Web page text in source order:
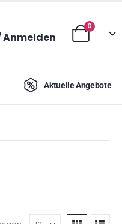
Anmelden
0
Aktuelle Angebote